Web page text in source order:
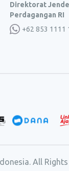
Direktorat
Perdagangan RI
+62 853 1111
All Rights